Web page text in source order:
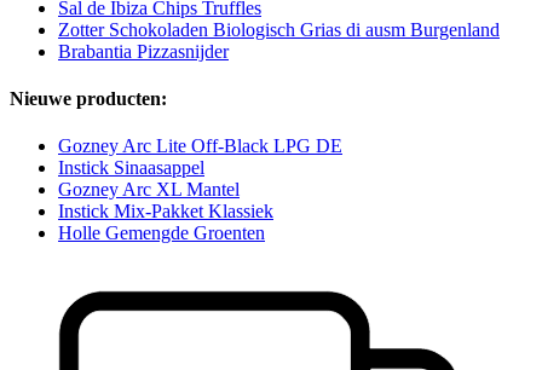
Sal de Ibiza Chips Truffles
Zotter Schokoladen Biologisch Grias di ausm Burgenland
Brabantia Pizzasnijder
Nieuwe producten:
Gozney Arc Lite Off-Black LPG DE
Instick Sinaasappel
Gozney Arc XL Mantel
Instick Mix-Pakket Klassiek
Holle Gemengde Groenten